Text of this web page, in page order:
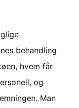
behandling
hvem får
og
Man